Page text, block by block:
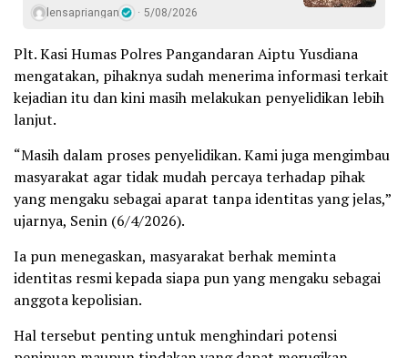
lensapriangan 5/08/2026
Plt. Kasi Humas Polres Pangandaran Aiptu Yusdiana
mengatakan, pihaknya sudah menerima informasi terkait
kejadian itu dan kini masih melakukan penyelidikan lebih
lanjut.
“Masih dalam proses penyelidikan. Kami juga mengimbau
masyarakat agar tidak mudah percaya terhadap pihak
yang mengaku sebagai aparat tanpa identitas yang jelas,”
ujarnya, Senin (6/4/2026).
Ia pun menegaskan, masyarakat berhak meminta
identitas resmi kepada siapa pun yang mengaku sebagai
anggota kepolisian.
Hal tersebut penting untuk menghindari potensi